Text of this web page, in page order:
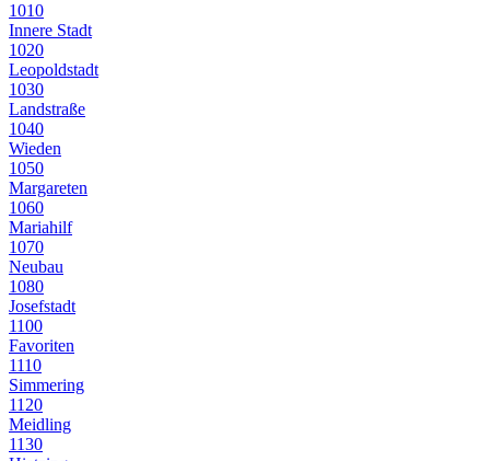
1010
Innere Stadt
1020
Leopoldstadt
1030
Landstraße
1040
Wieden
1050
Margareten
1060
Mariahilf
1070
Neubau
1080
Josefstadt
1100
Favoriten
1110
Simmering
1120
Meidling
1130